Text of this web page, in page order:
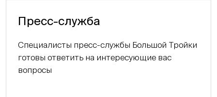
Пресс-служба
Специалисты пресс-службы Большой Тройки
готовы ответить на интересующие вас
вопросы